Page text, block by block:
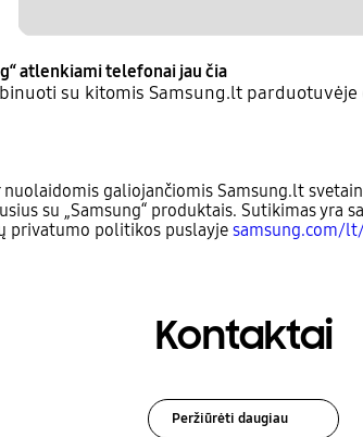
atlenkiami telefonai jau čia
su kitomis Samsung.lt
galiojančiomis Samsung.lt
su „Samsung“ produktais. Sutikimas yra
privatumo politikos puslayje samsung.com/
Kontaktai
Peržiūrėti daugiau